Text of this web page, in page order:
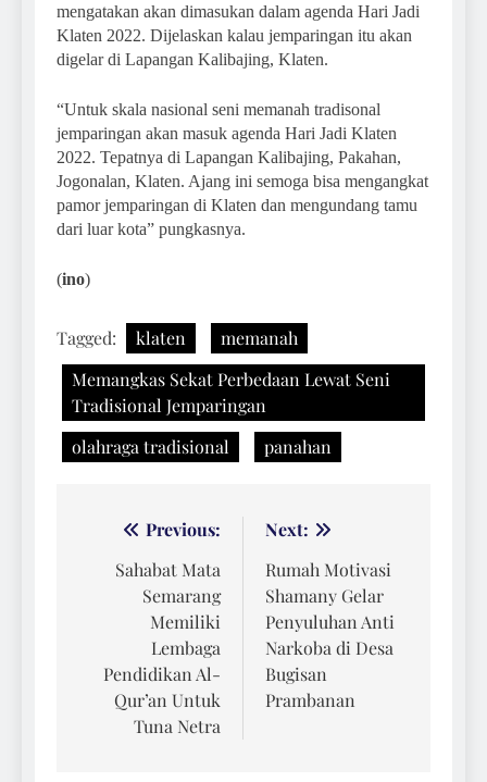
mengatakan akan dimasukan dalam agenda Hari Jadi
Klaten 2022. Dijelaskan kalau jemparingan itu akan
digelar di Lapangan Kalibajing, Klaten.
“Untuk skala nasional seni memanah tradisonal
jemparingan akan masuk agenda Hari Jadi Klaten
2022. Tepatnya di Lapangan Kalibajing, Pakahan,
Jogonalan, Klaten. Ajang ini semoga bisa mengangkat
pamor jemparingan di Klaten dan mengundang tamu
dari luar kota” pungkasnya.
(ino)
Tagged: klaten
memanah
Memangkas Sekat Perbedaan Lewat Seni
Tradisional Jemparingan
olahraga tradisional
panahan
Navigasi
pos
Previous:
Sahabat Mata
Semarang
Memiliki
Lembaga
Pendidikan Al-
Qur’an Untuk
Tuna Netra
Next:
Rumah Motivasi
Shamany Gelar
Penyuluhan Anti
Narkoba di Desa
Bugisan
Prambanan